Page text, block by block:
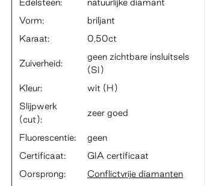
Vorm:
briljant
Karaat:
0,50ct
Zuiverheid:
geen zichtbare insluitsels
(SI)
Kleur:
wit (H)
Slijpwerk
(cut):
zeer goed
Fluorescentie:
geen
Certificaat:
GIA certificaat
Oorsprong:
Conflictvrije diamanten